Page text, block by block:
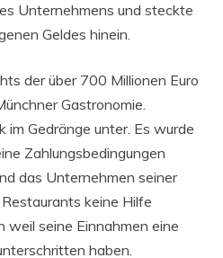
Unternehmens und steckte
Geldes hinein.
der über 700 Millionen Euro
Gastronomie.
im Gedränge unter. Es wurde
Zahlungsbedingungen
das Unternehmen seiner
keine Hilfe
weil seine Einnahmen eine
haben.